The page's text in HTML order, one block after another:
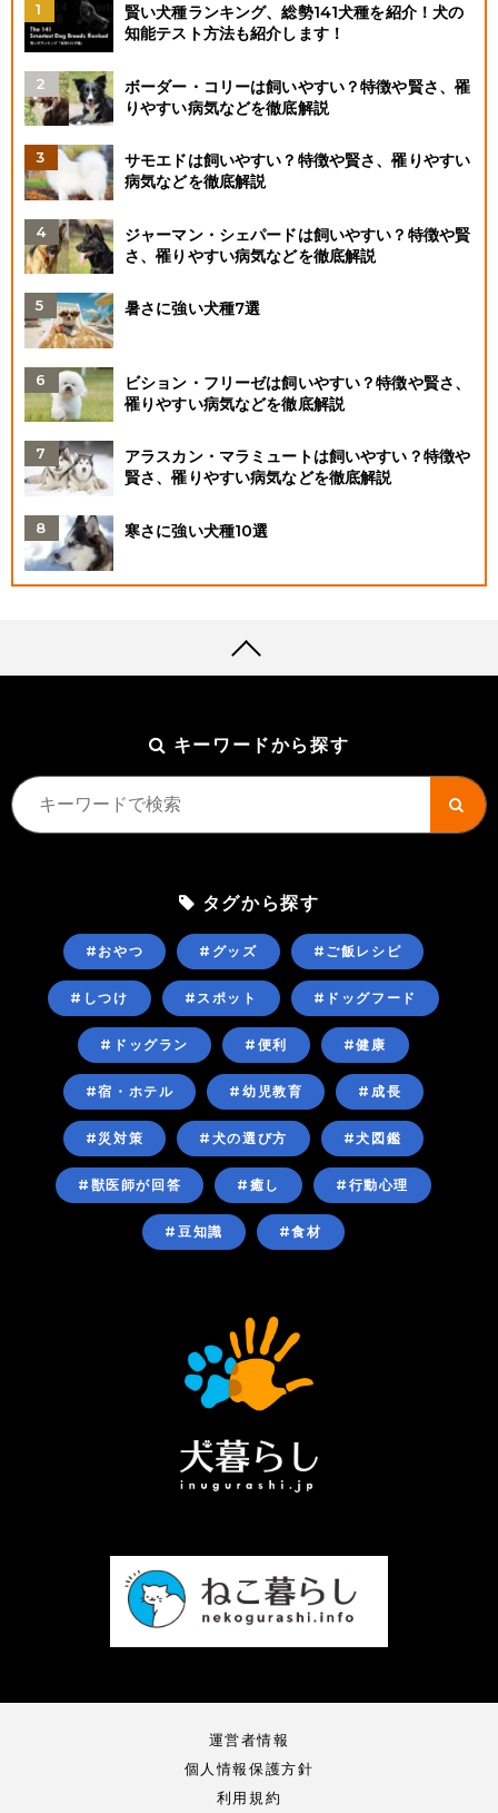
賢い犬種ランキング、総勢141犬種を紹介！犬の
知能テスト方法も紹介します！
ボーダー・コリーは飼いやすい？特徴や賢さ、罹
りやすい病気などを徹底解説
サモエドは飼いやすい？特徴や賢さ、罹りやすい
病気などを徹底解説
ジャーマン・シェパードは飼いやすい？特徴や賢
さ、罹りやすい病気などを徹底解説
暑さに強い犬種7選
ビション・フリーゼは飼いやすい？特徴や賢さ、
罹りやすい病気などを徹底解説
アラスカン・マラミュートは飼いやすい？特徴や
賢さ、罹りやすい病気などを徹底解説
寒さに強い犬種10選
キーワードから探す
タグから探す
#おやつ #グッズ #ご飯レシピ
#しつけ #スポット #ドッグフード
#ドッグラン #便利 #健康
#宿・ホテル #幼児教育 #成長
#災対策 #犬の選び方 #犬図鑑
#獣医師が回答 #癒し #行動心理
#豆知識 #食材
運営者情報
個人情報保護方針
利用規約